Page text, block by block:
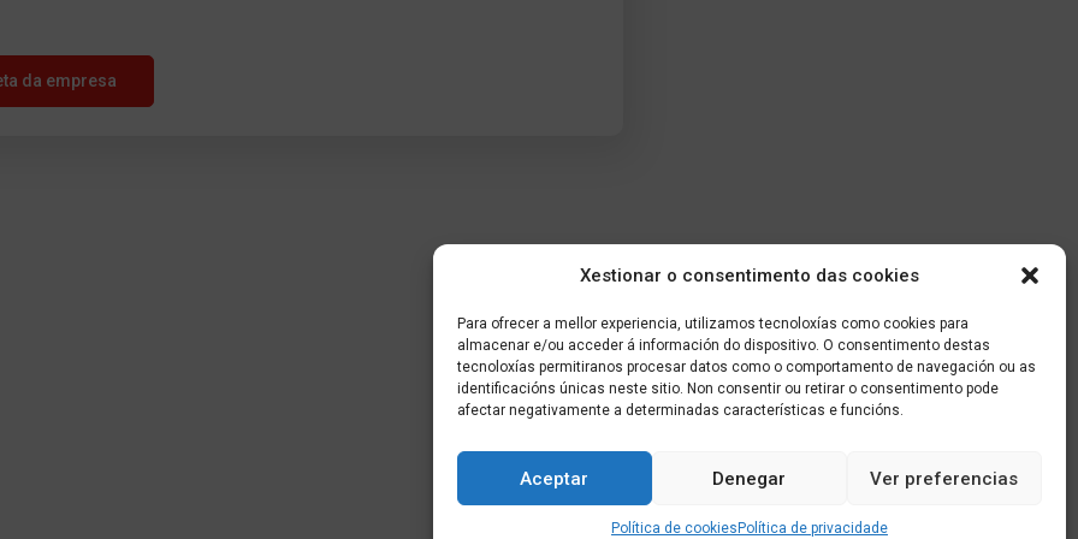
Xestionar o consentimento das cookies
Para ofrecer a mellor experiencia, utilizamos tecnoloxías como cookies para
almacenar e/ou acceder á información do dispositivo. O consentimento destas
tecnoloxías permitiranos procesar datos como o comportamento de navegación ou as
identificacións únicas neste sitio. Non consentir ou retirar o consentimento pode
afectar negativamente a determinadas características e funcións.
Aceptar Denegar Ver preferencias
Política de cookies Política de privacidade
da empresa